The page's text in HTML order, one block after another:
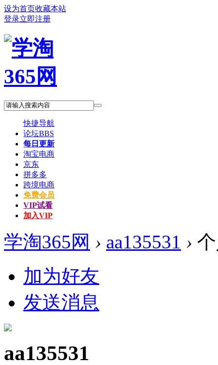
设为首页收藏本站
登录立即注册
快捷导航
论坛BBS
每日更新
淘宝电商
京东
拼多多
跨境电商
免费会员
VIP试看
加入VIP
学淘365网 › aa135531 ›
加为好友
发送消息
aa135531